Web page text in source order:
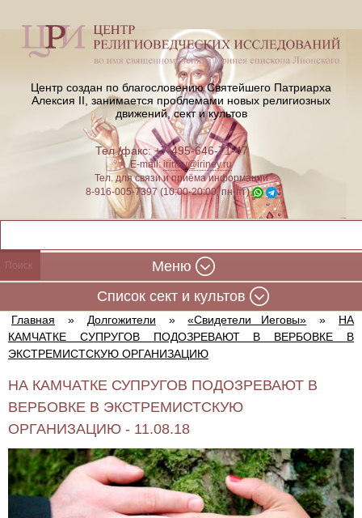
Центр создан по благословению Святейшего Патриарха
Алексия II, занимается проблемами новых религиозных
движений, сект и культов
Тел./факс: +7-495-646-71-47
E-mail:iriney@iriney.ru
Тел. для связи и приёма информации
8-916-005-7397 (10:00-20:00, пн-пт)
Меню
Cписок сект и культов
Главная » Долгожители » «Свидетели Иеговы» »
НА
КАМЧАТКЕ СУПРУГОВ ПОДОЗРЕВАЮТ В ВЕРБОВКЕ В
ЭКСТРЕМИСТСКУЮ ОРГАНИЗАЦИЮ
НА КАМЧАТКЕ СУПРУГОВ ПОДОЗРЕВАЮТ В
ВЕРБОВКЕ В ЭКСТРЕМИСТСКУЮ
ОРГАНИЗАЦИЮ - 11.08.18